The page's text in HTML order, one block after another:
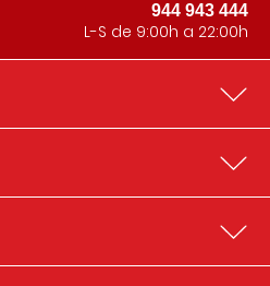
944 943 444
L-S de 9:00h a 22:00h